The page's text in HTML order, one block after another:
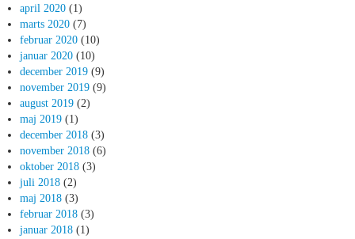
april 2020 (1)
marts 2020 (7)
februar 2020 (10)
januar 2020 (10)
december 2019 (9)
november 2019 (9)
august 2019 (2)
maj 2019 (1)
december 2018 (3)
november 2018 (6)
oktober 2018 (3)
juli 2018 (2)
maj 2018 (3)
februar 2018 (3)
januar 2018 (1)